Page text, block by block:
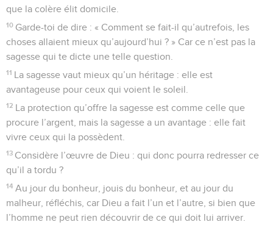
que la colère élit domicile.
10 Garde-toi de dire : « Comment se fait-il qu’autrefois, les
choses allaient mieux qu’aujourd’hui ? » Car ce n’est pas la
sagesse qui te dicte une telle question.
11 La sagesse vaut mieux qu’un héritage : elle est
avantageuse pour ceux qui voient le soleil.
12 La protection qu’offre la sagesse est comme celle que
procure l’argent, mais la sagesse a un avantage : elle fait
vivre ceux qui la possèdent.
13 Considère l’œuvre de Dieu : qui donc pourra redresser ce
qu’il a tordu ?
14 Au jour du bonheur, jouis du bonheur, et au jour du
malheur, réfléchis, car Dieu a fait l’un et l’autre, si bien que
l’homme ne peut rien découvrir de ce qui doit lui arriver.